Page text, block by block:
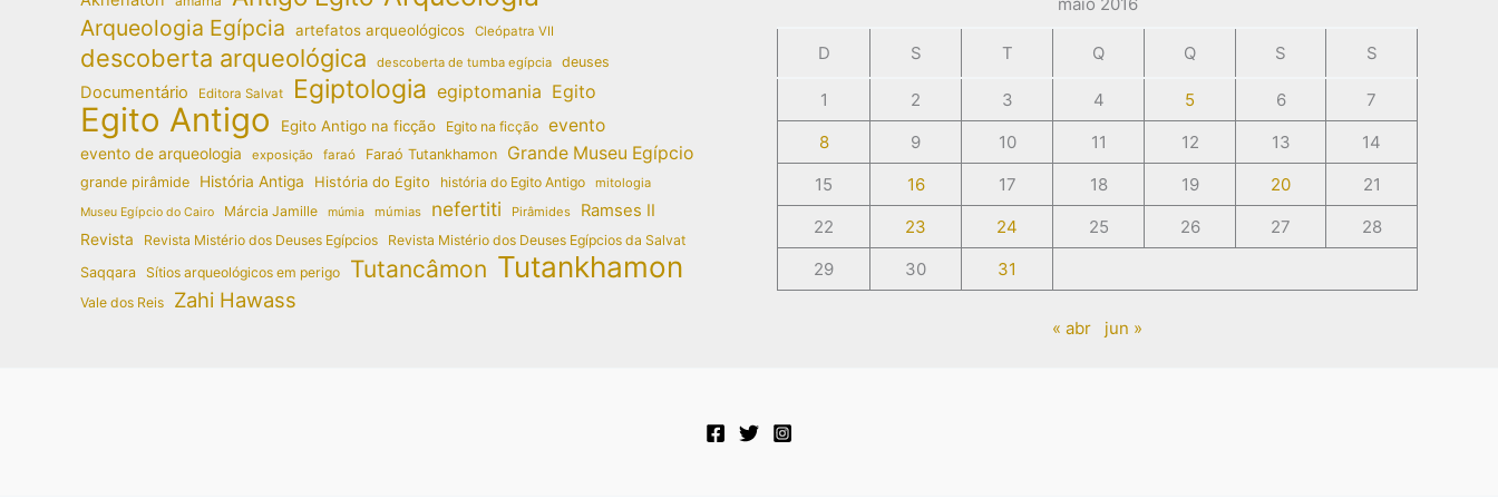
Arqueologia Egípcia artefatos arqueológicos Cleópatra VII
descoberta arqueológica descoberta de tumba egípcia deuses
Documentário Editora Salvat Egiptologia egiptomania Egito
Egito Antigo Egito Antigo na ficção Egito na ficção evento
evento de arqueologia exposição faraó Faraó Tutankhamon Grande Museu Egípcio
grande pirâmide História Antiga História do Egito história do Egito Antigo mitologia
Museu Egípcio do Cairo Márcia Jamille múmia múmias nefertiti Pirâmides Ramses II
Revista Revista Mistério dos Deuses Egípcios
Revista Mistério dos Deuses Egípcios da Salvat
Saqqara Sítios arqueológicos em perigo Tutancâmon Tutankhamon
Vale dos Reis Zahi Hawass
D S T Q Q S S
1 2 3 4 5 6
7
8
9 10 11 12 13
14
15
16 17 18 19 20
21
22
23 24 25 26 27
28
29
30 31
« abr jun »